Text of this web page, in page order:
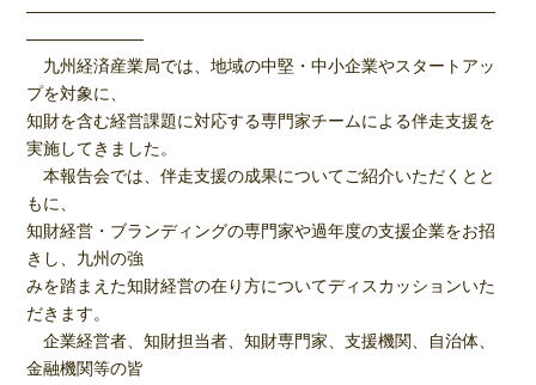
――――――――――――――――――――――――――――
―――――――
九州経済産業局では、地域の中堅・中小企業やスタートアッ
プを対象に、
知財を含む経営課題に対応する専門家チームによる伴走支援を
実施してきました。
本報告会では、伴走支援の成果についてご紹介いただくとと
もに、
知財経営・ブランディングの専門家や過年度の支援企業をお招
きし、九州の強
みを踏まえた知財経営の在り方についてディスカッションいた
だきます。
企業経営者、知財担当者、知財専門家、支援機関、自治体、
金融機関等の皆